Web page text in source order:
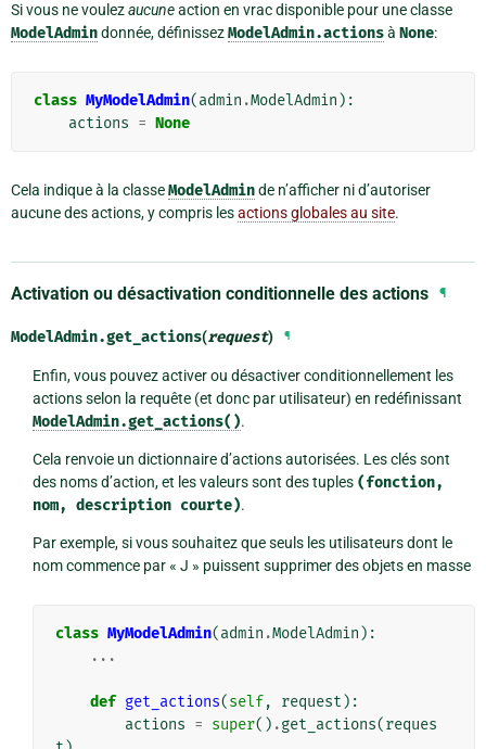
Si vous ne voulezaucuneaction en vrac disponible pour une classe
ModelAdmindonnée, définissezModelAdmin.actionsà None:
class MyModelAdmin(admin .ModelAdmin ):
actions = None
Cela indique à la classeModelAdminde n’afficher ni d’autoriser
aucune des actions, y compris lesactions globales au site.
Activation ou désactivation conditionnelle des actions ¶
ModelAdmin.get_actions(request) ¶
Enfin, vous pouvez activer ou désactiver conditionnellement les
actions selon la requête (et donc par utilisateur) en redéfinissant
ModelAdmin.get_actions().
Cela renvoie un dictionnaire d’actions autorisées. Les clés sont
des noms d’action, et les valeurs sont des tuples (fonction,
nom, description courte).
Par exemple, si vous souhaitez que seuls les utilisateurs dont le
nom commence par « J » puissent supprimer des objets en masse
class MyModelAdmin(admin .ModelAdmin ):
...
def get_actions(self, request ):
actions = super() .get_actions(reques